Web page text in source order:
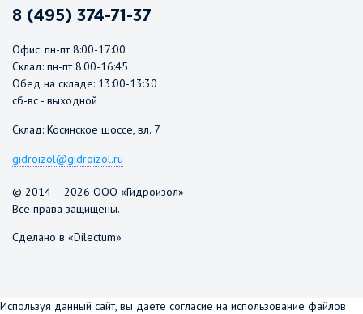
8 (495) 374-71-37
Офис: пн-пт 8:00-17:00
Склад: пн-пт 8:00-16:45
Обед на складе: 13:00-13:30
сб-вс - выходной
Склад: Косинское шоссе, вл. 7
gidroizol@gidroizol.ru
© 2014 – 2026 ООО «Гидроизол»
Все права защищены.
Сделано в «Dilectum»
Используя данный сайт, вы даете согласие на использование файлов